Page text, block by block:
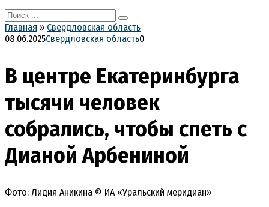
Search
for:
Главная » Свердловская область
08.06.2025Свердловская область0
В центре Екатеринбурга
тысячи человек
собрались, чтобы спеть с
Дианой Арбениной
Фото: Лидия Аникина © ИА «Уральский меридиан»